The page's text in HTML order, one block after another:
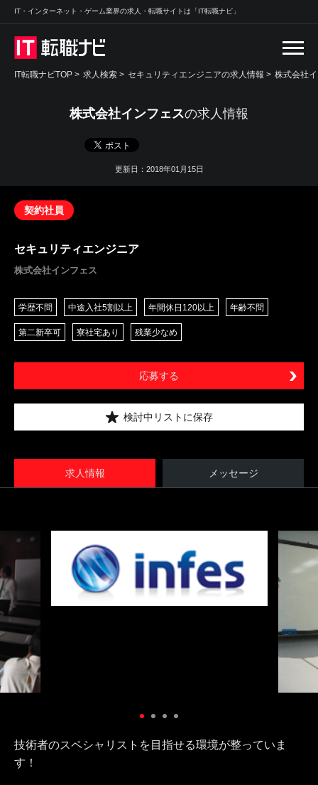
IT・インターネット・ゲーム業界の求人・転職サイトは「IT転職ナビ」
IT転職ナビTOP > 求人検索 > セキュリティエンジニアの求人情報 > 株式会社
株式会社インフェスの求人情報
更新日：2018年01月15日
契約社員
セキュリティエンジニア
株式会社インフェス
学歴不問 中途入社5割以上 年間休日120以上 年齢不問
第二新卒可 寮社宅あり 残業少なめ
応募する
検討中リストに保存
求人情報 メッセージ
技術者のスペシャリストを目指せる環境が整っていま
す！